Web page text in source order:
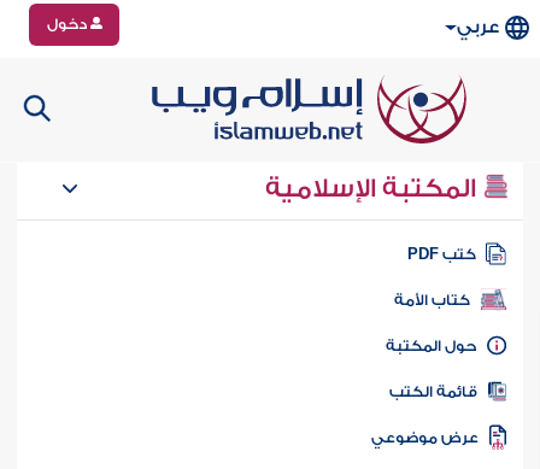
عربي دخول
المكتبة الإسلامية
كتب PDF
كتاب الأمة
المكتبة
الكتب